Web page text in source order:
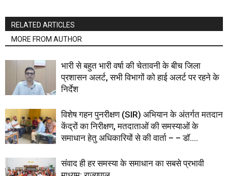
RELATED ARTICLES
MORE FROM AUTHOR
भारी से बहुत भारी वर्षा की चेतावनी के बीच जिला
प्रशासन अलर्ट, सभी विभागों को हाई अलर्ट पर रहने के
निर्देश
विशेष गहन पुनरीक्षण (SIR) अभियान के अंतर्गत मतदान
केंद्रों का निरीक्षण, मतदाताओं की समस्याओं के
समाधान हेतु अधिकारियों से की वार्ता – – डॉ....
संवाद ही हर समस्या के समाधान का सबसे प्रभावी